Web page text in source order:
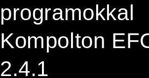
programokkal
Kompolton
2.4.1